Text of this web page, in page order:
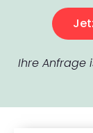
Ihre Anfrage